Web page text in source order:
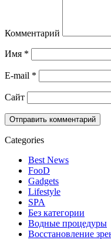
Комментарий
Имя *
E-mail *
Сайт
Categories
Best News
FooD
Gadgets
Lifestyle
SPA
Без категории
Водные процедуры
Восстановление